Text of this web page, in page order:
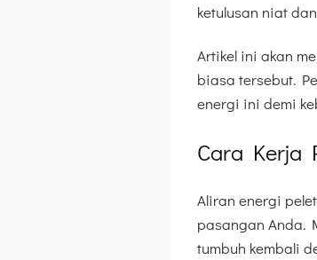
ketulusan niat
Artikel ini akan
biasa tersebut.
energi ini demi
Cara Kerja
Aliran energi
pasangan Anda.
tumbuh kembali